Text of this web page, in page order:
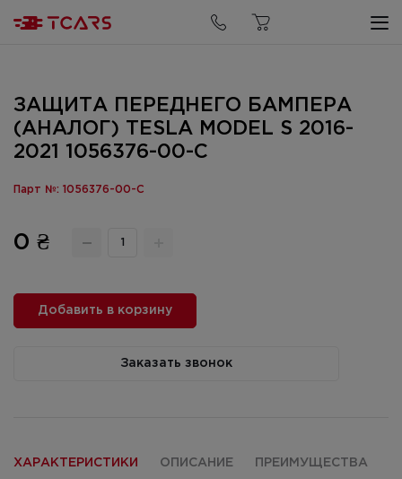
ЗАЩИТА ПЕРЕДНЕГО БАМПЕРА
(АНАЛОГ) TESLA MODEL S 2016-
2021 1056376-00-C
Парт №: 1056376-00-C
0 ₴
Добавить в корзину
Заказать звонок
ХАРАКТЕРИСТИКИ ОПИСАНИЕ ПРЕИМУЩЕСТВА